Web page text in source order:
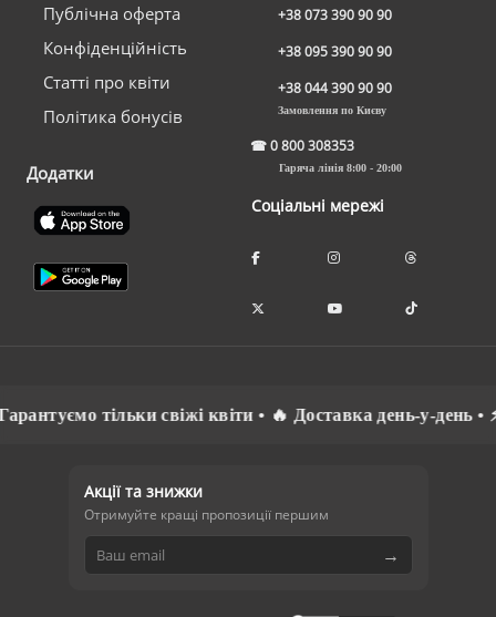
Публічна оферта
Конфіденційність
Статті про квіти
Політика бонусів
Додатки
+38 073 390 90 90
+38 095 390 90 90
+38 044 390 90 90
Замовлення по Києву
☎0 800 308353
Гаряча лінія 8:00 - 20:00
Соціальні мережі
тільки свіжі квіти • 🔥 Доставка день-у-день • ⚡
Акції та знижки
Отримуйте кращі пропозиції першим
→